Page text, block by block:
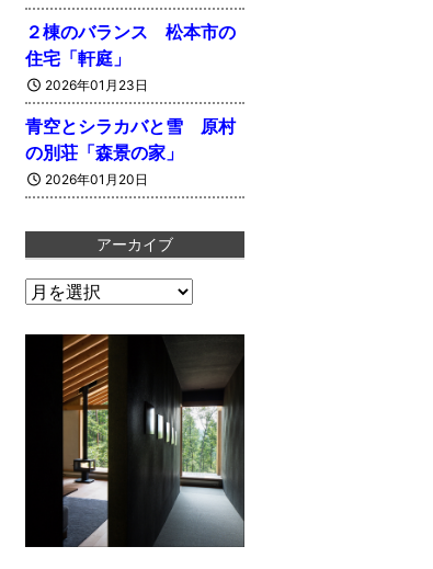
２棟のバランス 松本市の
住宅「軒庭」
2026年01月23日
青空とシラカバと雪 原村
の別荘「森景の家」
2026年01月20日
アーカイブ
ア
ー